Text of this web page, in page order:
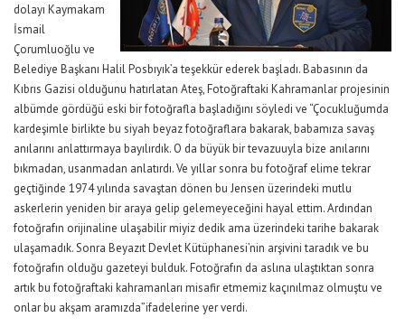
dolayı Kaymakam
İsmail
Çorumluoğlu ve
Belediye Başkanı Halil Posbıyık’a teşekkür ederek başladı. Babasının da
Kıbrıs Gazisi olduğunu hatırlatan Ateş, Fotoğraftaki Kahramanlar projesinin
albümde gördüğü eski bir fotoğrafla başladığını söyledi ve “Çocukluğumda
kardeşimle birlikte bu siyah beyaz fotoğraflara bakarak, babamıza savaş
anılarını anlattırmaya bayılırdık. O da büyük bir tevazuuyla bize anılarını
bıkmadan, usanmadan anlatırdı. Ve yıllar sonra bu fotoğraf elime tekrar
geçtiğinde 1974 yılında savaştan dönen bu Jensen üzerindeki mutlu
askerlerin yeniden bir araya gelip gelemeyeceğini hayal ettim. Ardından
fotoğrafın orijinaline ulaşabilir miyiz dedik ama üzerindeki tarihe bakarak
ulaşamadık. Sonra Beyazıt Devlet Kütüphanesi’nin arşivini taradık ve bu
fotoğrafın olduğu gazeteyi bulduk. Fotoğrafın da aslına ulaştıktan sonra
artık bu fotoğraftaki kahramanları misafir etmemiz kaçınılmaz olmuştu ve
onlar bu akşam aramızda”ifadelerine yer verdi.